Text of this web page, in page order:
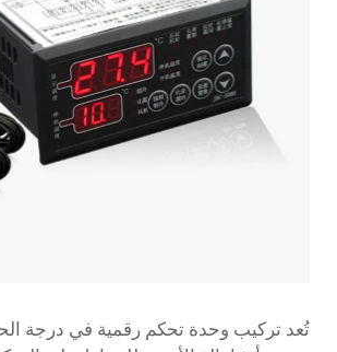
تُعد تركيب وحدة تحكم رقمية في درجة